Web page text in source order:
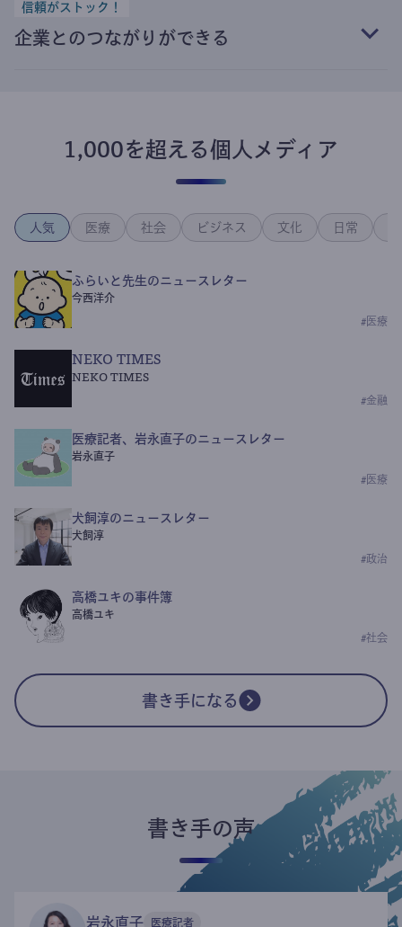
信頼がストック！
企業とのつながりができる
1,000を超える個人メディア
人気 医療 社会 ビジネス 文化 日常
ふらいと先生のニュースレター
今西洋介
# 医療
NEKO TIMES
NEKO TIMES
#金融
医療記者、岩永直子のニュースレター
岩永直子
# 医療
犬飼淳のニュースレター
犬飼淳
#政治
高橋ユキの事件簿
高橋ユキ
#社会
書き手になる
書き手の声
岩永直子 医療記者